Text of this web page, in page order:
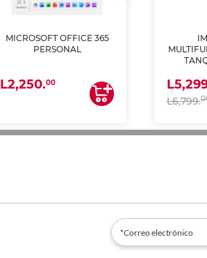
MICROSOFT OFFICE 365
PERSONAL
L2,250.00
L6,799.